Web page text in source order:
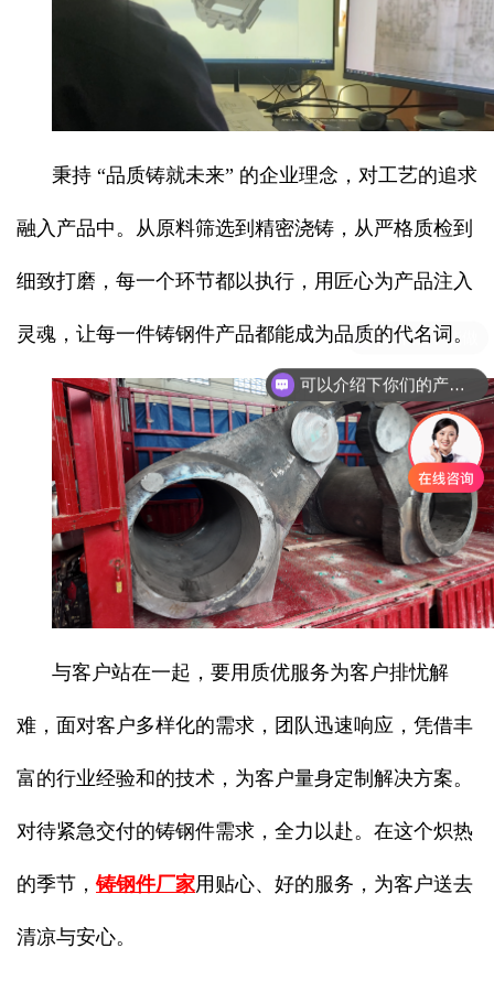
秉持 “品质铸就未来” 的企业理念，对工艺的追求
融入产品中。从原料筛选到精密浇铸，从严格质检到
细致打磨，每一个环节都以执行，用匠心为产品注入
灵魂，让每一件铸钢件产品都能成为品质的代名词。
与客户站在一起，要用质优服务为客户排忧解
难，面对客户多样化的需求，团队迅速响应，凭借丰
富的行业经验和的技术，为客户量身定制解决方案。
对待紧急交付的铸钢件需求，全力以赴。在这个炽热
的季节，铸钢件厂家用贴心、好的服务，为客户送去
清凉与安心。
可以介绍下你们的产品么